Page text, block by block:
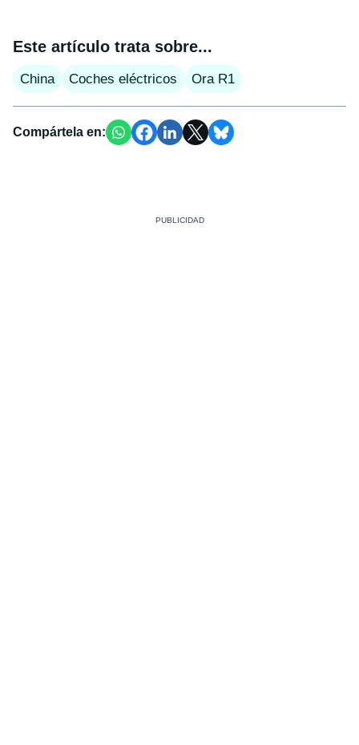
Este artículo trata sobre...
China Coches eléctricos Ora R1
Compártela en: